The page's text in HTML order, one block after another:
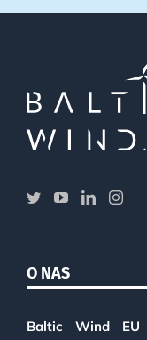
O NAS
Baltic Wind EU